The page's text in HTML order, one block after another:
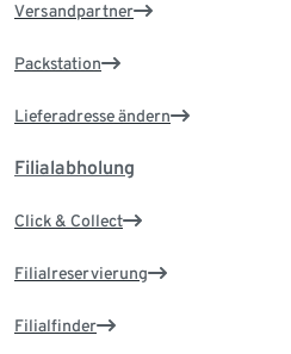
Versandpartner
Packstation
Lieferadresse ändern
Filialabholung
Click & Collect
Filialreservierung
Filialfinder